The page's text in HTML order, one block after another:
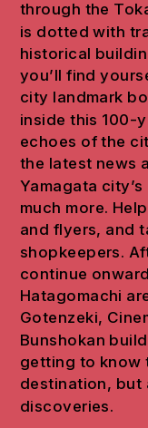
through the
is dotted with
historical
you’ll find
city landmark
inside this 100-
echoes of the
the latest news
Yamagata
much more.
and flyers, and
shopkeepers.
continue
Hatagomachi
Gotenzeki,
Bunshokan
getting to know
destination, but
discoveries.